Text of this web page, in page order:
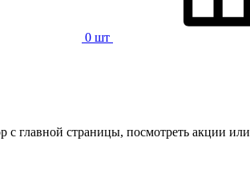
0 шт
главной страницы, посмотреть акции или